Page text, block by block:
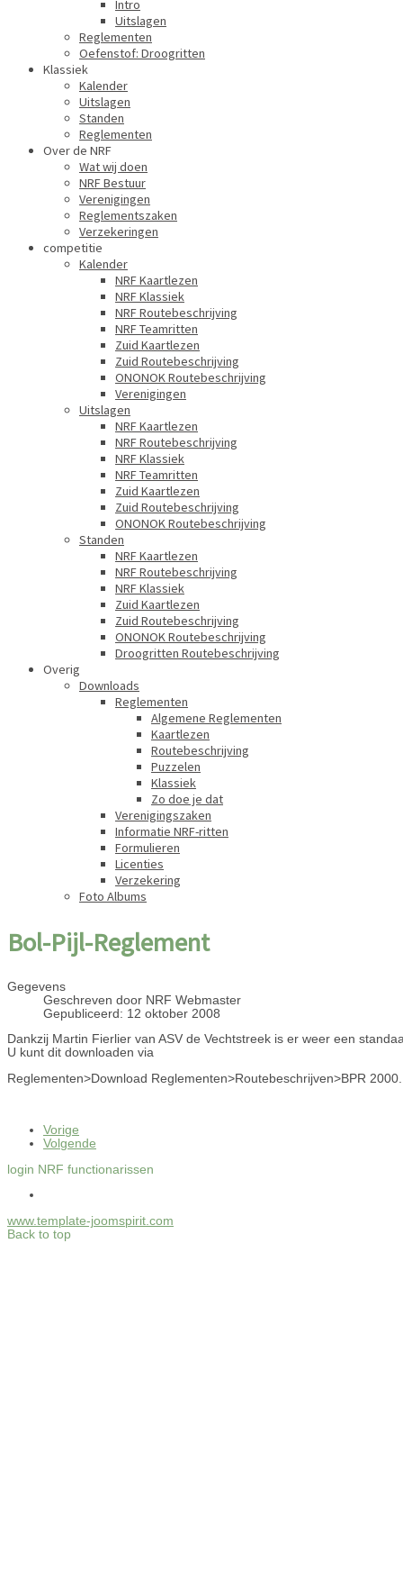
Intro
Uitslagen
Reglementen
Oefenstof: Droogritten
Klassiek
Kalender
Uitslagen
Standen
Reglementen
Over de NRF
Wat wij doen
NRF Bestuur
Verenigingen
Reglementszaken
Verzekeringen
competitie
Kalender
NRF Kaartlezen
NRF Klassiek
NRF Routebeschrijving
NRF Teamritten
Zuid Kaartlezen
Zuid Routebeschrijving
ONONOK Routebeschrijving
Verenigingen
Uitslagen
NRF Kaartlezen
NRF Routebeschrijving
NRF Klassiek
NRF Teamritten
Zuid Kaartlezen
Zuid Routebeschrijving
ONONOK Routebeschrijving
Standen
NRF Kaartlezen
NRF Routebeschrijving
NRF Klassiek
Zuid Kaartlezen
Zuid Routebeschrijving
ONONOK Routebeschrijving
Droogritten Routebeschrijving
Overig
Downloads
Reglementen
Algemene Reglementen
Kaartlezen
Routebeschrijving
Puzzelen
Klassiek
Zo doe je dat
Verenigingszaken
Informatie NRF-ritten
Formulieren
Licenties
Verzekering
Foto Albums
Bol-Pijl-Reglement
Gegevens
Geschreven door NRF Webmaster
Gepubliceerd: 12 oktober 2008
Dankzij Martin Fierlier van ASV de Vechtstreek is er weer een
U kunt dit downloaden via
Reglementen>Download Reglementen>Routebeschrijven>BPR 2000.
Vorige
Volgende
login NRF functionarissen
www.template-joomspirit.com
Back to top